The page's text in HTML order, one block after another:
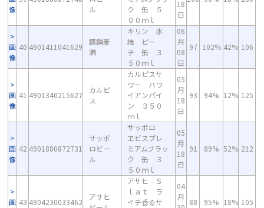
像
ル
ク 缶 ５
００ｍｌ
18
日
画
像
40 4901411041629
麒麟麦
酒
キリン 氷
結 ピー
チ 缶 ３
５０ｍｌ
06
月
08
日
97 102% 42% 106
画
像
41 4901340215627
カルピ
ス
カルピスサ
ワー ハワ
イアンパイ
ン ３５０
ｍｌ
05
月
18
日
93 94% 12% 125
画
像
42 4901880872731
サッポ
ロビー
ル
サッポロ
ヱビスプレ
ミアムブラッ
ク 缶 ３
５０ｍｌ
05
月
18
日
91 89% 52% 212
画 43 4904230033462
アサヒ
アサヒ Ｓ
ｌａｔ ラ
イチ香るサ
04
月
88 95% 18% 105